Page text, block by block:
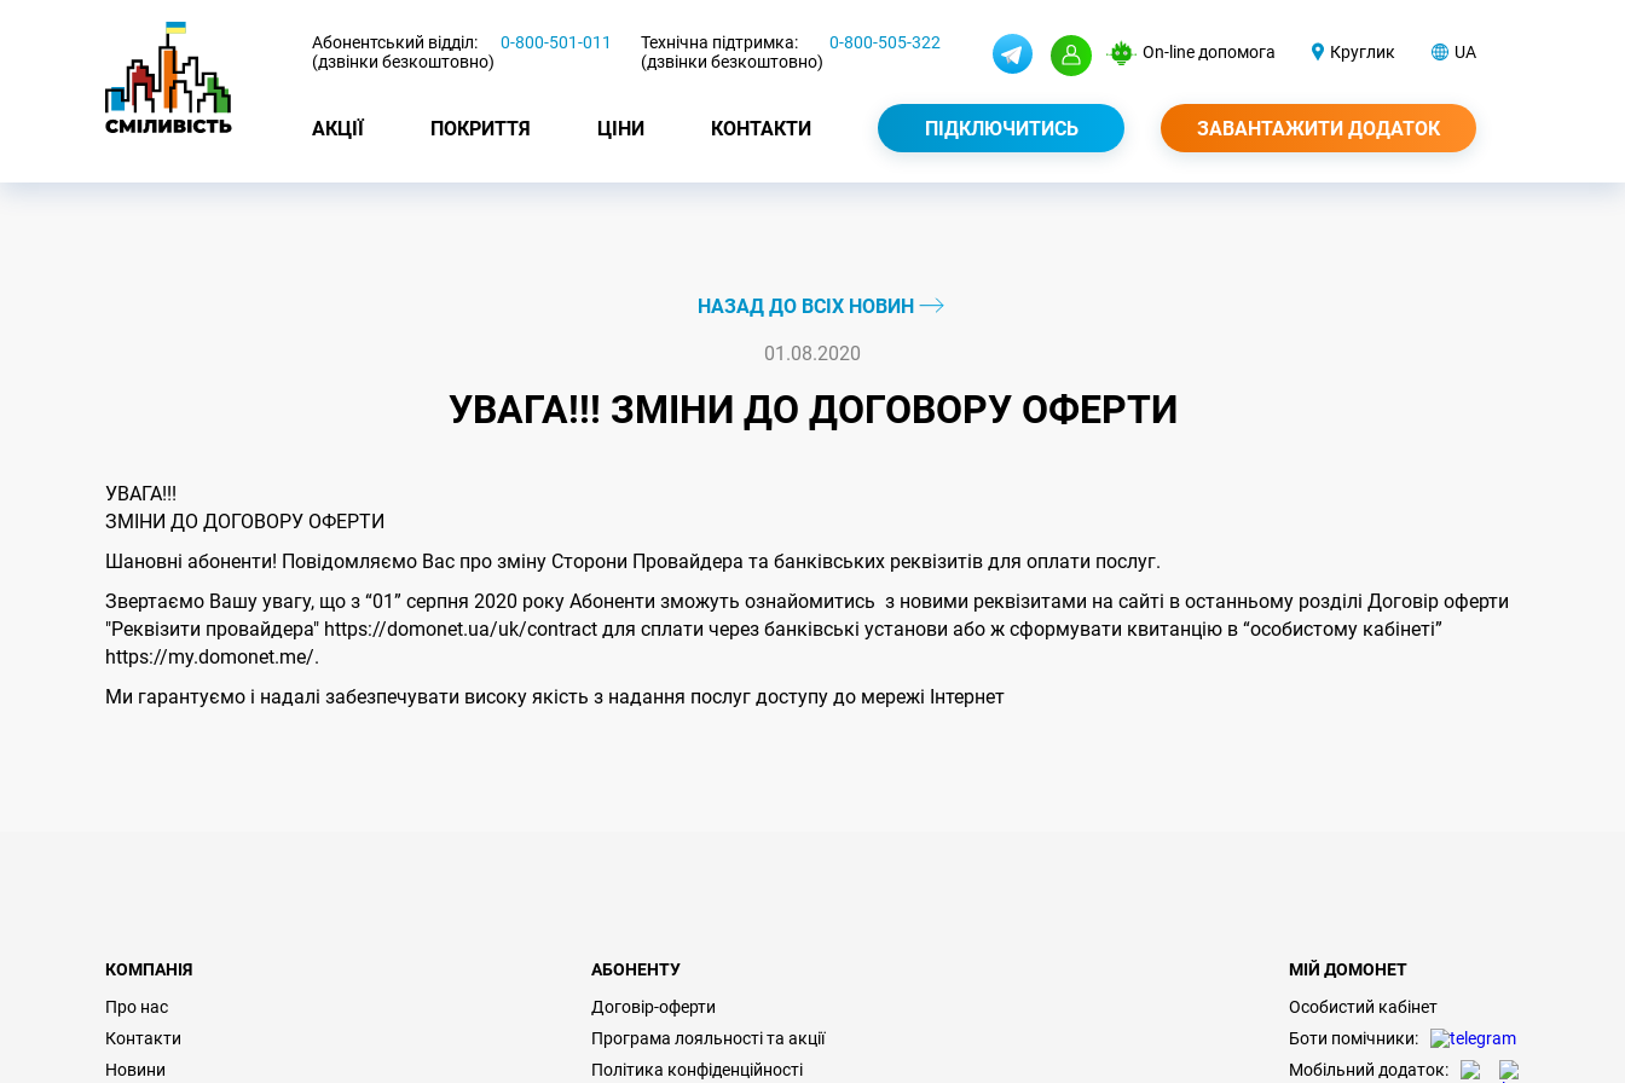
Абонентський відділ:
(дзвінки безкоштовно)
0-800-501-011
Технічна підтримка:
(дзвінки безкоштовно)
0-800-505-322 On-line допомога Круглик UA
АКЦІЇ ПОКРИТТЯ ЦІНИ КОНТАКТИ ПІДКЛЮЧИТИСЬ ЗАВАНТАЖИТИ ДОДАТОК
НАЗАД ДО ВСІХ НОВИН
01.08.2020
УВАГА!!! ЗМІНИ ДО ДОГОВОРУ ОФЕРТИ
УВАГА!!!
ЗМІНИ ДО ДОГОВОРУ ОФЕРТИ
Шановні абоненти! Повідомляємо Вас про зміну Сторони Провайдера та банківських реквізитів для оплати послуг.
Звертаємо Вашу увагу, що з “01” серпня 2020 року Абоненти зможуть ознайомитись з новими реквізитами на сайті в останньому розділі Договір оферти
"Реквізити провайдера" https://domonet.ua/uk/contract для сплати через банківські установи або ж сформувати квитанцію в “особистому кабінеті”
https://my.domonet.me/.
Ми гарантуємо і надалі забезпечувати високу якість з надання послуг доступу до мережі Інтернет
КОМПАНІЯ
Про нас
Контакти
Новини
АБОНЕНТУ
Договір-оферти
Програма лояльності та акції
Політика конфіденційності
МІЙ ДОМОНЕТ
Особистий кабінет
Боти помічники:
Мобільний додаток: